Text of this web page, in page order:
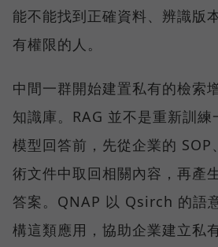
能不能找到正確資料、辨識版
有權限的人。
中間一群開始建置私有的檢索
知識庫。RAG 並不是重新訓
模型回答前，先從企業的 SOP
術文件中取回相關內容，再產
答案。QNAP 以 Qsirch 的語
構這類應用，協助企業建立私